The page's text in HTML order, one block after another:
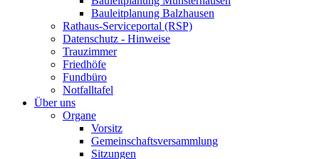
Bauleitplanung Balzhausen
Rathaus-Serviceportal (RSP)
Datenschutz - Hinweise
Trauzimmer
Friedhöfe
Fundbüro
Notfalltafel
Über uns
Organe
Vorsitz
Gemeinschaftsversammlung
Sitzungen